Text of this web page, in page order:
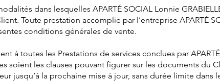
dans lesquelles APARTÉ SOCIAL Lonnie
Toute prestation accomplie par l’entreprise APARTÉ
conditions générales de vente.
à toutes les Prestations de services conclues par
soient les clauses pouvant figurer sur les documents du
jusqu’à la prochaine mise à jour, sans durée limite dans